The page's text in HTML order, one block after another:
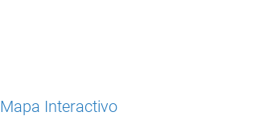
Mapa Interactivo